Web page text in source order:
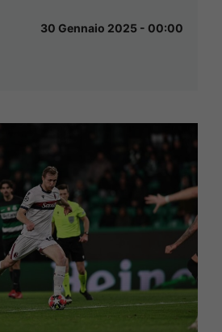
30 Gennaio 2025 - 00:00